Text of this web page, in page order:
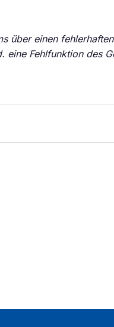
über einen
eine Fehlfunktion des